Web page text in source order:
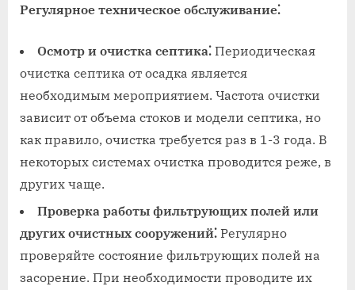
Регулярное техническое обслуживание⁚
Осмотр и очистка септика⁚ Периодическая
очистка септика от осадка является
необходимым мероприятием. Частота очистки
зависит от объема стоков и модели септика‚ но
как правило‚ очистка требуется раз в 1-3 года. В
некоторых системах очистка проводится реже‚ в
других чаще.
Проверка работы фильтрующих полей или
других очистных сооружений⁚ Регулярно
проверяйте состояние фильтрующих полей на
засорение. При необходимости проводите их